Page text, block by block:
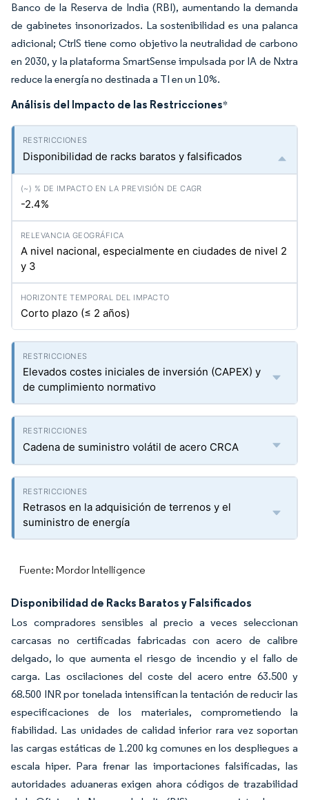
Banco de la Reserva de India (RBI), aumentando la demanda
de gabinetes insonorizados. La sostenibilidad es una palanca
adicional; CtrlS tiene como objetivo la neutralidad de carbono
en 2030, y la plataforma SmartSense impulsada por IA de Nxtra
reduce la energía no destinada a TI en un 10%.
Análisis del Impacto de las Restricciones*
Disponibilidad de racks baratos y falsificados
-2.4%
A nivel nacional, especialmente en ciudades de nivel 2
y 3
Corto plazo (≤ 2 años)
Elevados costes iniciales de inversión (CAPEX) y
de cumplimiento normativo
Cadena de suministro volátil de acero CRCA
Retrasos en la adquisición de terrenos y el
suministro de energía
Fuente: Mordor Intelligence
Disponibilidad de Racks Baratos y Falsificados
Los compradores sensibles al precio a veces seleccionan
carcasas no certificadas fabricadas con acero de calibre
delgado, lo que aumenta el riesgo de incendio y el fallo de
carga. Las oscilaciones del coste del acero entre 63.500 y
68.500 INR por tonelada intensifican la tentación de reducir las
especificaciones de los materiales, comprometiendo la
fiabilidad. Las unidades de calidad inferior rara vez soportan
las cargas estáticas de 1.200 kg comunes en los despliegues a
escala hiper. Para frenar las importaciones falsificadas, las
autoridades aduaneras exigen ahora códigos de trazabilidad